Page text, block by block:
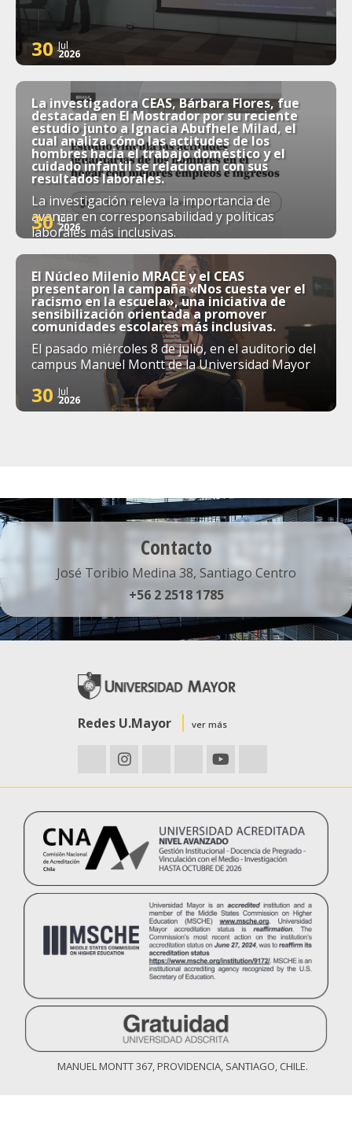
30 Jul
2026
La investigadora CEAS, Bárbara Flores, fue
destacada en El Mostrador por su reciente
estudio junto a Ignacia Abufhele Milad, el
cual analiza cómo las actitudes de los
hombres hacia el trabajo doméstico y el
cuidado infantil se relacionan con sus
resultados laborales.
La investigación releva la importancia de
avanzar en corresponsabilidad y políticas
laborales más inclusivas.
30 Jul
2026
El Núcleo Milenio MRACE y el CEAS
presentaron la campaña «Nos cuesta ver el
racismo en la escuela», una iniciativa de
sensibilización orientada a promover
comunidades escolares más inclusivas.
El pasado miércoles 8 de julio, en el auditorio del
campus Manuel Montt de la Universidad Mayor
30 Jul
2026
Contacto
José Toribio Medina 38, Santiago Centro
+56 2 2518 1785
Redes U.Mayor ver más
MANUEL MONTT 367, PROVIDENCIA, SANTIAGO, CHILE.